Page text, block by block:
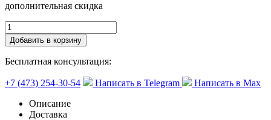
дополнительная скидка
Добавить в корзину
Бесплатная консультация:
+7 (473) 254-30-54 Написать в Telegram
Написать в Max
Описание
Доставка